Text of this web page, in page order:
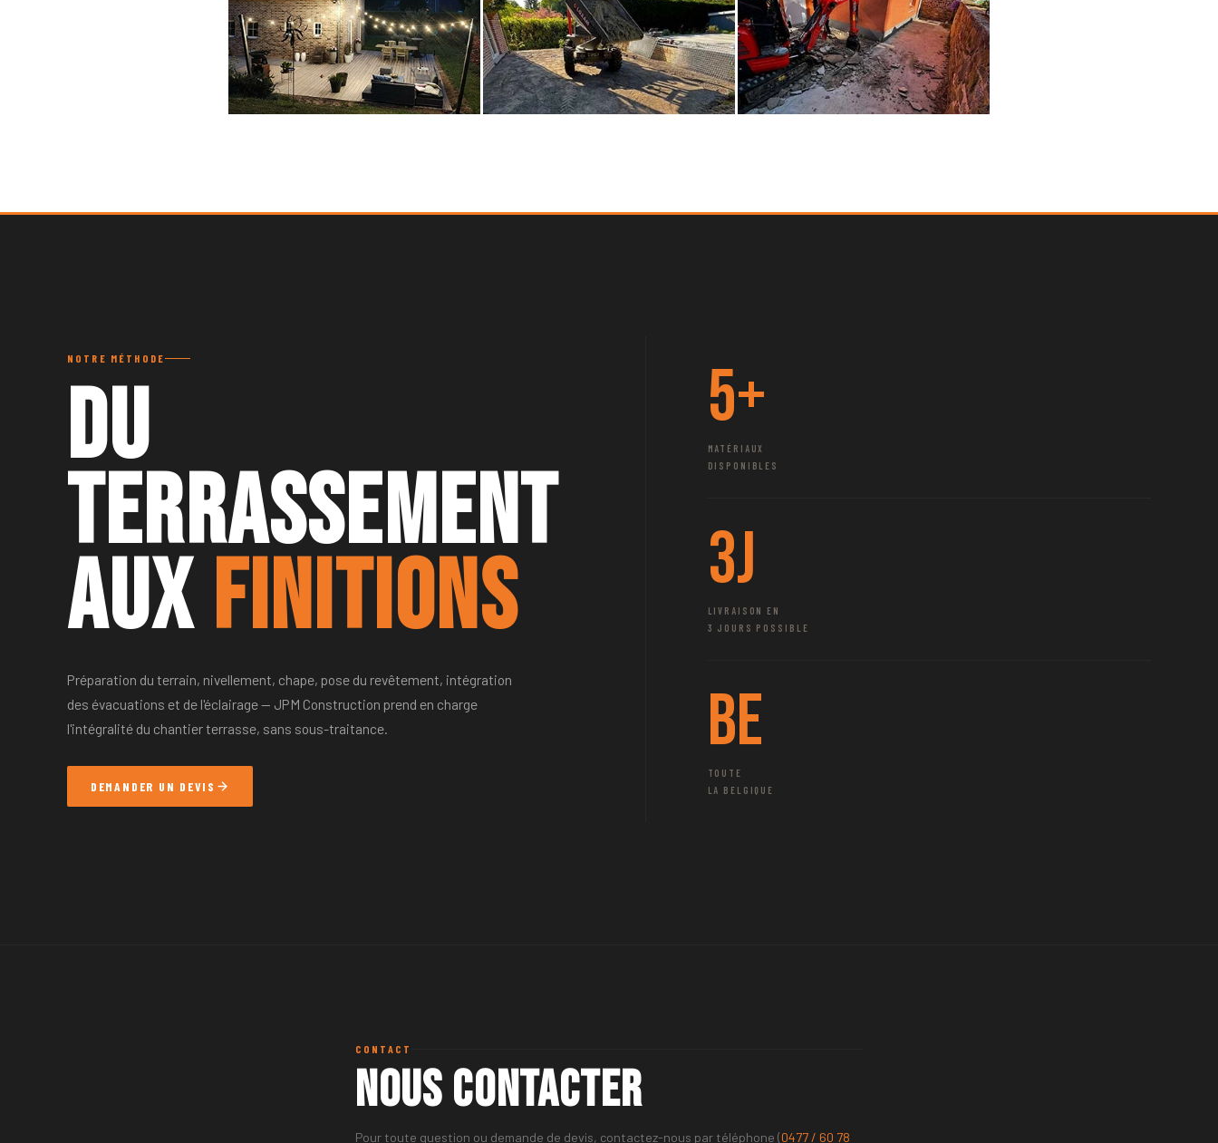
NOTRE MÉTHODE
Du
terrassement
auxfinitions
Préparation du terrain, nivellement, chape, pose du revêtement, intégration
des évacuations et de l'éclairage — JPM Construction prend en charge
l'intégralité du chantier terrasse, sans sous-traitance.
DEMANDER UN DEVIS
5+
MATÉRIAUX
DISPONIBLES
3j
LIVRAISON EN
3 JOURS POSSIBLE
BE
TOUTE
LA BELGIQUE
CONTACT
Nous contacter
Pour toute question ou demande de devis, contactez-nous par téléphone (0477 / 60 78